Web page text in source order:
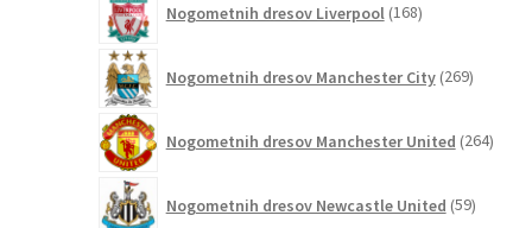
Nogometnih dresov Liverpool 168izdelkov
Nogometnih dresov Manchester City 269izdelkov
Nogometnih dresov Manchester United 264
Nogometnih dresov Newcastle United 59izdelkov